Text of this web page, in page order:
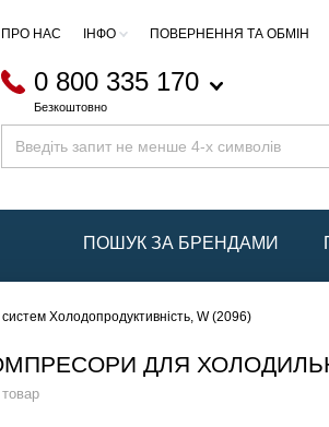
ПРО НАС ІНФО ПОВЕРНЕННЯ ТА ОБМІН
0 800 335 170
Безкоштовно
ПОШУК ЗА БРЕНДАМИ
Холодопродуктивність, W (2096)
ДЛЯ